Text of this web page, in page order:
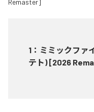
1 ： ミミックファ
テト) [2026